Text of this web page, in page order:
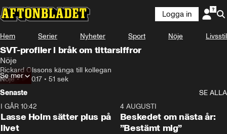
Logga in
Hem Serier Nyheter Sport Nöje Livsstil
SVT-profiler i bråk om tittarsiffror
Nöje
Rickard Olssons känga till kollegan
Nöje•18.10.17 • 51 sek
Se mer
Senaste
SE ALLA
I GÅR 10:42
Lasse Holm sätter plus på
livet
4 AUGUSTI
Beskedet om nästa år:
”Bestämt mig”